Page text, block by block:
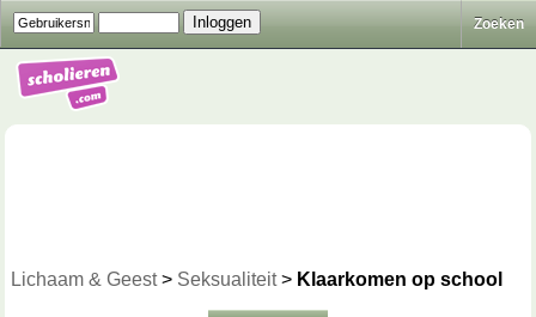
Zoeken
Lichaam & Geest> Seksualiteit> Klaarkomen op school